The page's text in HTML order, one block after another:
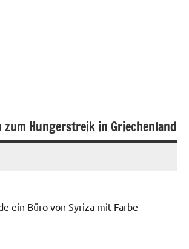
Hungerstreik in Griechenland
ein Büro von Syriza mit Farbe